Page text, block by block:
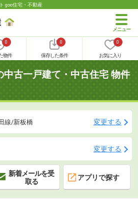
goo住宅・不動産
0
物件
0
保存した条件
0
お気に入り
古一戸建て・中古住宅 物件
線/新板橋 変更する
変更する
新着メールを受
取る
アプリで探す